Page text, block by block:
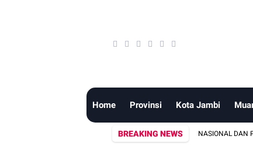
Home Provinsi Kota Jambi
BREAKING NEWS
SUNGAI PENUH MENUJU TUGAS PASKIBRAKA NASIONAL DAN PROVINSI